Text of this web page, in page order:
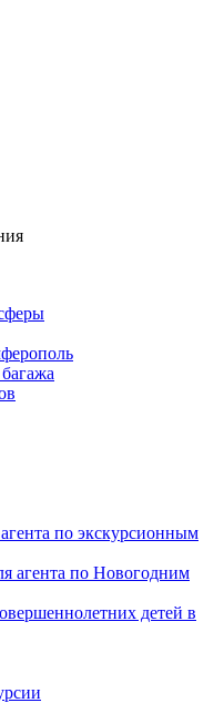
по экскурсионным
агента по Новогодним
детей в